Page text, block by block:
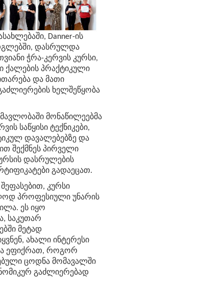
Danner-ის
დასრულდა
ჭრა-კერვის კურსი,
ქალების პრაქტიკული
და მათი
ხელშეწყობა
მონაწილეებმა
საწყისი ტექნიკები,
დავალებებზე და
შექმნეს პირველი
დასრულების
გადაეცათ.
კურსი
პროფესიული უნარის
ეს იყო
საკუთარ
მეტად
ახალი ინტერესი
ეფიქრათ, როგორ
ცოდნა მომავალში
გაძლიერებად